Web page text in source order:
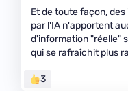
Et de toute façon,
par l'IA n'apportent
d'information "réelle"
qui se rafraîchit plus
3